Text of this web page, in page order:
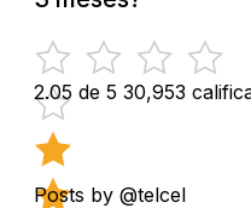
2.05 de 5 30,953
Posts by @telcel